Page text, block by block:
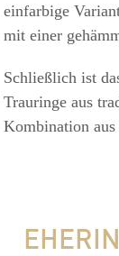
einfarbige
mit einer
Schließlich ist
Trauringe aus
Kombination